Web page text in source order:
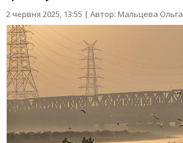
2 червня 2025, 13:55 | Автор: Мальцева Ольга